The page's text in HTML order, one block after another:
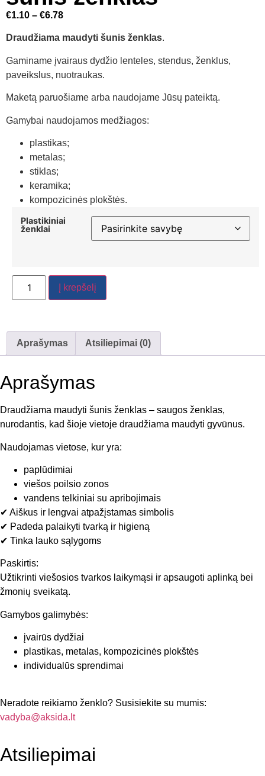
€1.10 – €6.78
Draudžiama maudyti šunis ženklas.
Gaminame įvairaus dydžio lenteles, stendus, ženklus,
paveikslus, nuotraukas.
Maketą paruošiame arba naudojame Jūsų pateiktą.
Gamybai naudojamos medžiagos:
plastikas;
metalas;
stiklas;
keramika;
kompozicinės plokštės.
Plastikiniai
ženklai
Į krepšelį
Aprašymas Atsiliepimai (0)
Aprašymas
Draudžiama maudyti šunis ženklas – saugos ženklas,
nurodantis, kad šioje vietoje draudžiama maudyti gyvūnus.
Naudojamas vietose, kur yra:
paplūdimiai
viešos poilsio zonos
vandens telkiniai su apribojimais
✔ Aiškus ir lengvai atpažįstamas simbolis
✔ Padeda palaikyti tvarką ir higieną
✔ Tinka lauko sąlygoms
Paskirtis:
Užtikrinti viešosios tvarkos laikymąsi ir apsaugoti aplinką bei
žmonių sveikatą.
Gamybos galimybės:
įvairūs dydžiai
plastikas, metalas, kompozicinės plokštės
individualūs sprendimai
Neradote reikiamo ženklo? Susisiekite su mumis:
vadyba@aksida.lt
Atsiliepimai